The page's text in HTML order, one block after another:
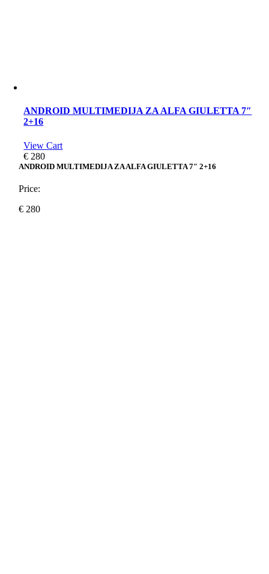
ANDROID MULTIMEDIJA ZA ALFA GIULETTA 7″
2+16
View Cart
€ 280
ANDROID MULTIMEDIJA ZA ALFA GIULETTA 7″ 2+16
Price:
€ 280